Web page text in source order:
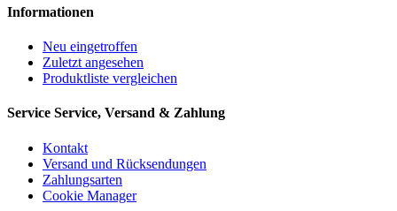
Informationen
Neu eingetroffen
Zuletzt angesehen
Produktliste vergleichen
Service Service, Versand & Zahlung
Kontakt
Versand und Rücksendungen
Zahlungsarten
Cookie Manager